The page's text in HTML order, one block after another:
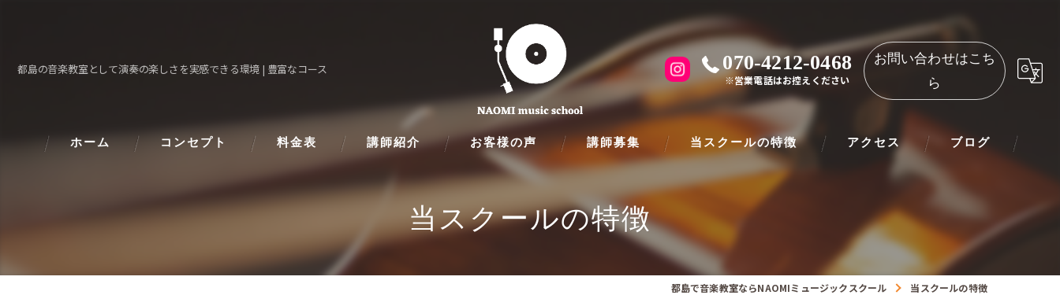
都島の音楽教室として演奏の楽しさを実感できる環境 | 豊富なコース 070-4212-0468
※営業電話はお控えください
お問い合わせはこち
ら
ホーム コンセプト 料金表 講師紹介 お客様の声 講師募集 当スクールの特徴
フルート
クラリネット
アクセス
NAOMIミュージックスクール 守口教室
ブログ
当スクールの特徴
都島で音楽教室ならNAOMIミュージックスクール 当スクールの特徴